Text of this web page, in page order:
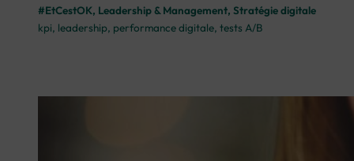
#EtCestOK, Leadership & Management, Stratégie digitale
kpi, leadership, performance digitale, tests A/B